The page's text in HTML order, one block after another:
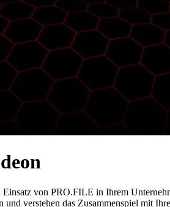
von PRO.FILE in Ihrem
verstehen das Zusammenspiel mit